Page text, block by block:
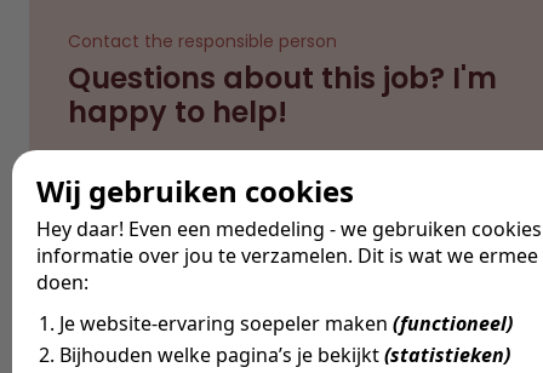
Wij gebruiken cookies
Hey daar! Even een mededeling - we gebruiken
informatie over jou te verzamelen. Dit is wat we ermee
doen:
Je website-ervaring soepeler maken(functioneel)
Bijhouden welke pagina’s je bekijkt(statistieken)
Contact the responsible person
Questions about this job? I'm
happy to help!
Mail Coen Call us